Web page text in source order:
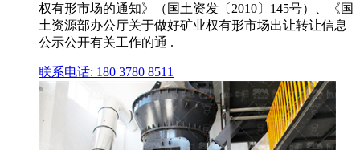
权有形市场的通知》（国土资发〔2010〕145号）、《国
土资源部办公厅关于做好矿业权有形市场出让转让信息
公示公开有关工作的通 .
联系电话: 180 3780 8511